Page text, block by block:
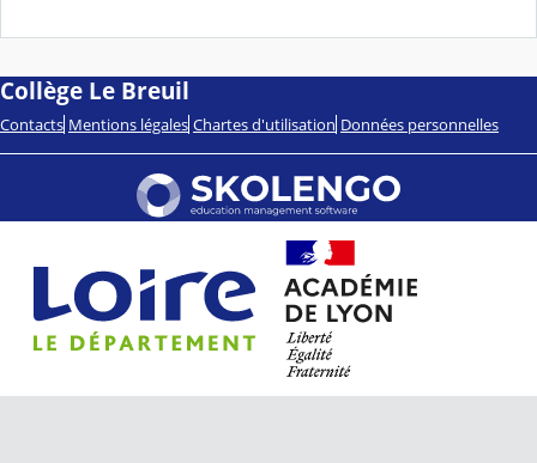
Collège Le Breuil
Contacts Mentions légales Chartes d'utilisation Données personnelles